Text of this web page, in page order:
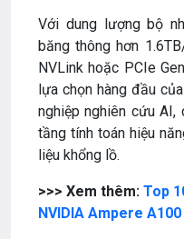
Với dung lượng bộ
băng thông hơn
NVLink hoặc PCIe
lựa chọn hàng đầu
nghiệp nghiên cứu
tầng tính toán hiệu
liệu khổng lồ.
>>> Xem thêm: Top
NVIDIA Ampere A100